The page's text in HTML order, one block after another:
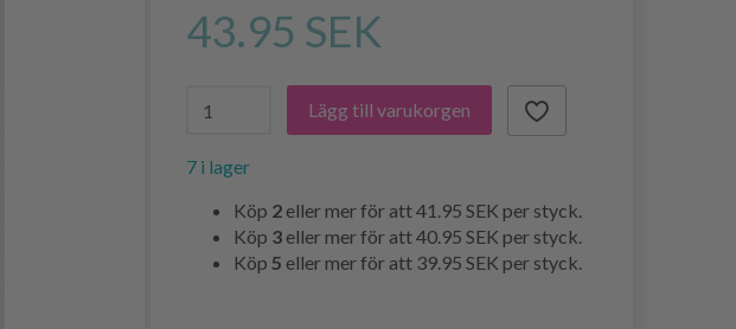
43.95 SEK
Lägg till varukorgen
7 i lager
Köp 2 eller mer för att41.95 SEKper styck.
Köp 3 eller mer för att40.95 SEKper styck.
Köp 5 eller mer för att 39.95 SEKper styck.